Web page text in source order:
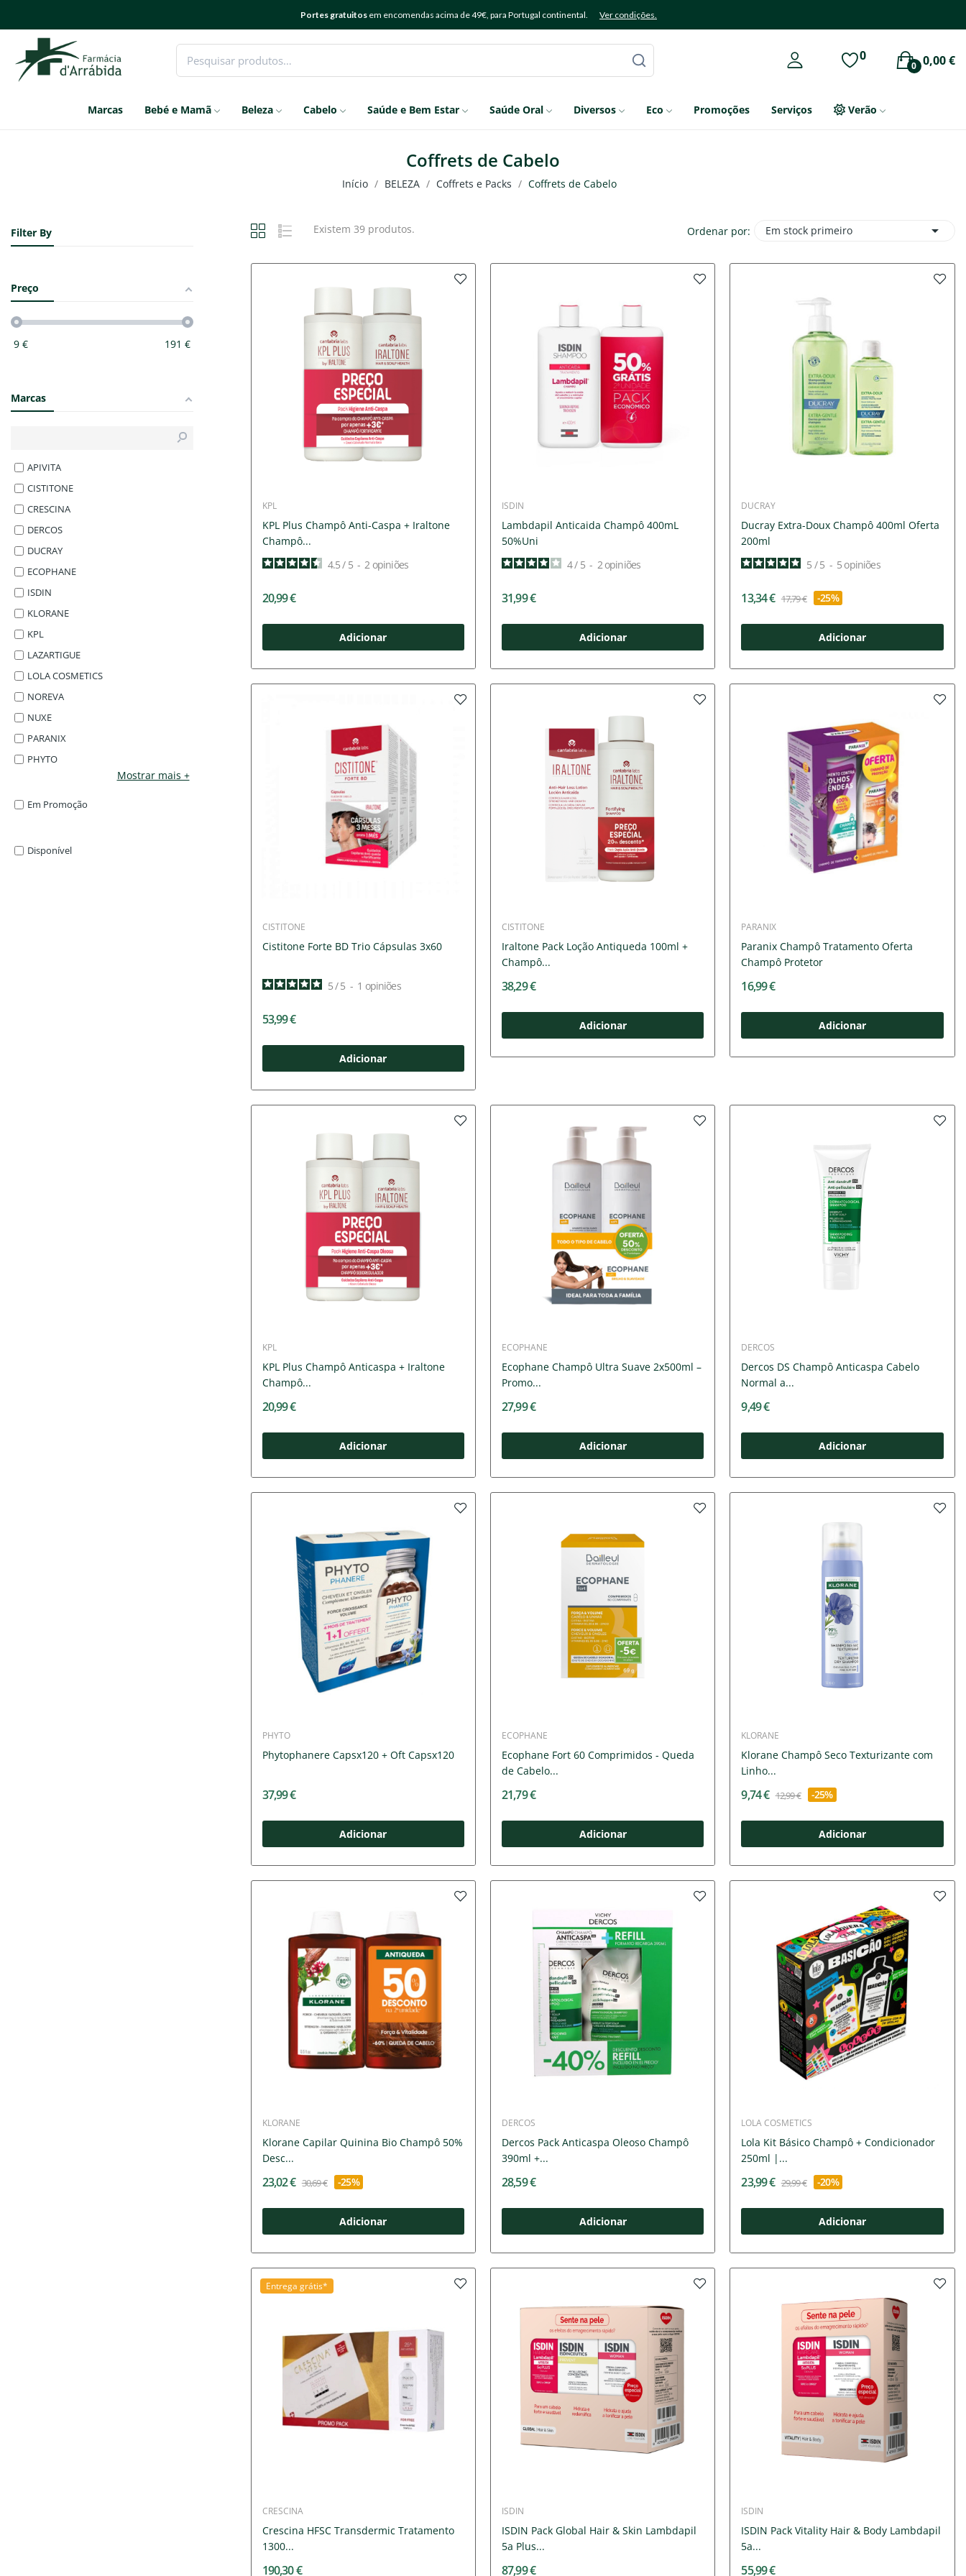
Portes gratuitos em encomendas acima de 49€, para Portugal continental. Ver condições.
0 0,00 €
0
Marcas Bebé e Mamã Beleza Cabelo Saúde e Bem Estar Saúde Oral Diversos Eco Promoções Serviços Verão
Coffrets de Cabelo
Início BELEZA Coffrets e Packs Coffrets de Cabelo
Filter By
Preço
9 € 191 €
Marcas
APIVITA
CISTITONE
CRESCINA
DERCOS
DUCRAY
ECOPHANE
ISDIN
KLORANE
KPL
LAZARTIGUE
LOLA COSMETICS
NOREVA
NUXE
PARANIX
PHYTO
Mostrar mais +
Em Promoção
Disponível
Existem 39 produtos. Ordenar por: Em stock primeiro 
KPL
KPL Plus Champô Anti-Caspa + Iraltone
Champô...
4.5/ 5 - 2 opiniões
20,99 €
Adicionar
ISDIN
Lambdapil Anticaida Champô 400mL
50%Uni
4/ 5 - 2opiniões
31,99 €
Adicionar
DUCRAY
Ducray Extra-Doux Champô 400ml Oferta
200ml
5 / 5 - 5 opiniões
13,34 € 17,79 € -25%
Adicionar
CISTITONE
Cistitone Forte BD Trio Cápsulas 3x60
5/ 5 - 1 opiniões
53,99 €
Adicionar
CISTITONE
Iraltone Pack Loção Antiqueda 100ml +
Champô...
38,29 €
Adicionar
PARANIX
Paranix Champô Tratamento Oferta
Champô Protetor
16,99 €
Adicionar
KPL
KPL Plus Champô Anticaspa + Iraltone
Champô...
20,99 €
Adicionar
ECOPHANE
Ecophane Champô Ultra Suave 2x500ml –
Promo...
27,99 €
Adicionar
DERCOS
Dercos DS Champô Anticaspa Cabelo
Normal a...
9,49 €
Adicionar
PHYTO
Phytophanere Capsx120 + Oft Capsx120
37,99 €
Adicionar
ECOPHANE
Ecophane Fort 60 Comprimidos - Queda
de Cabelo...
21,79 €
Adicionar
KLORANE
Klorane Champô Seco Texturizante com
Linho...
9,74 € 12,99 € -25%
Adicionar
KLORANE
Klorane Capilar Quinina Bio Champô 50%
Desc...
23,02 € 30,69 € -25%
Adicionar
DERCOS
Dercos Pack Anticaspa Oleoso Champô
390ml +...
28,59 €
Adicionar
LOLA COSMETICS
Lola Kit Básico Champô + Condicionador
250ml |...
23,99 € 29,99 € -20%
Adicionar
Entrega grátis*
CRESCINA
Crescina HFSC Transdermic Tratamento
1300...
190,30 €
ISDIN
ISDIN Pack Global Hair & Skin Lambdapil
5a Plus...
87,99 €
ISDIN
ISDIN Pack Vitality Hair & Body Lambdapil
5a...
55,99 €